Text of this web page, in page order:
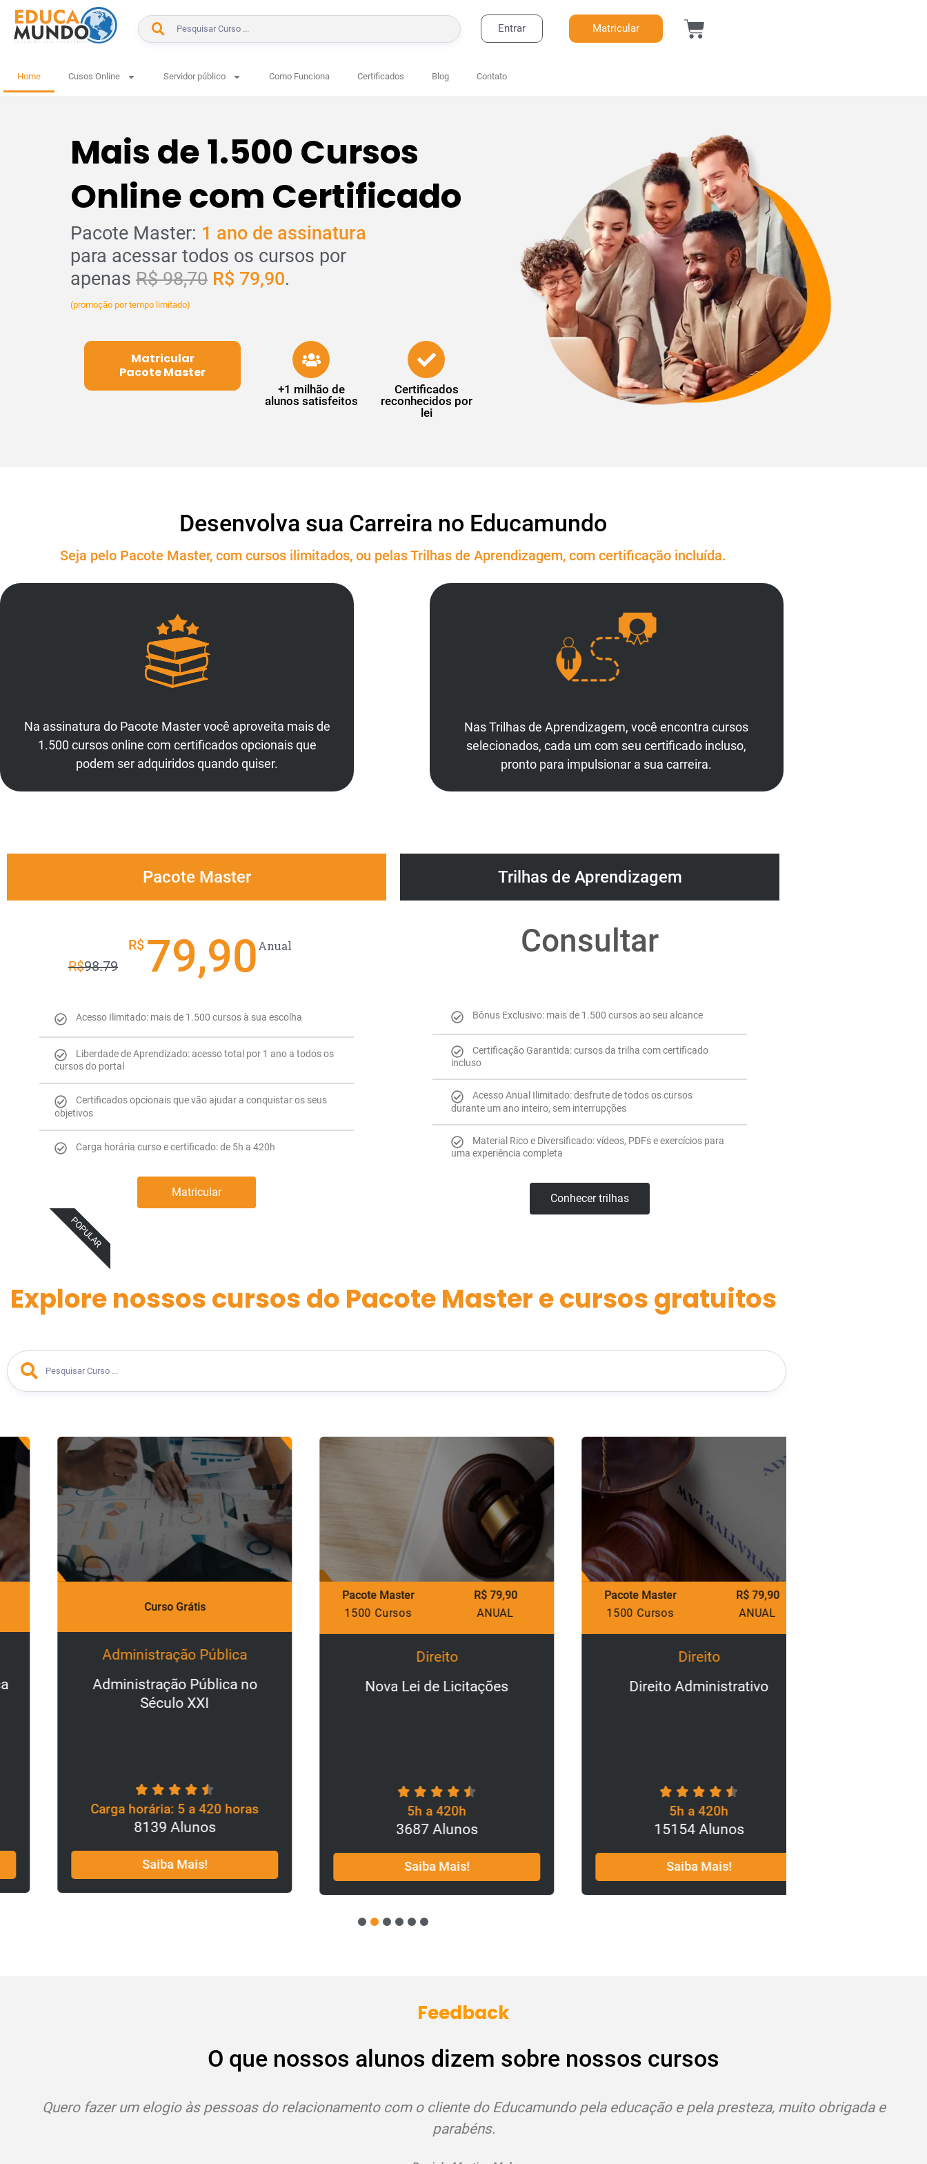
BUSCAR Entrar Matricular
Home Cusos Online Servidor público Como Funciona Certificados Blog Contato
Mais de 1.500 Cursos
Online com Certificado
Pacote Master: 1 ano de assinatura
para acessar todos os cursos por
apenas R$ 98,70 R$ 79,90.
(promoção por tempo limitado)
Matricular
Pacote Master
+1 milhão de
alunos satisfeitos
Certificados
reconhecidos por
lei
Desenvolva sua Carreira no Educamundo
Seja pelo Pacote Master, com cursos ilimitados, ou pelas Trilhas de Aprendizagem, com certificação incluída.
Na assinatura do Pacote Master você aproveita mais de
1.500 cursos online com certificados opcionais que
podem ser adquiridos quando quiser.
Nas Trilhas de Aprendizagem, você encontra cursos
selecionados, cada um com seu certificado incluso,
pronto para impulsionar a sua carreira.
Pacote Master
R$98.79
R$ 79,90Anual
Acesso Ilimitado: mais de 1.500 cursos à sua escolha
Liberdade de Aprendizado: acesso total por 1 ano a todos os
cursos do portal
Certificados opcionais que vão ajudar a conquistar os seus
objetivos
Carga horária curso e certificado: de 5h a 420h
Matricular
POPULAR
Trilhas de Aprendizagem
Consultar
Bônus Exclusivo: mais de 1.500 cursos ao seu alcance
Certificação Garantida: cursos da trilha com certificado
incluso
Acesso Anual Ilimitado: desfrute de todos os cursos
durante um ano inteiro, sem interrupções
Material Rico e Diversificado: vídeos, PDFs e exercícios para
uma experiência completa
Conhecer trilhas
Explore nossos cursos do Pacote Master e cursos gratuitos
Curso Grátis
Administração Pública
Administração Pública no
Século XXI
Carga horária: 5 a 420 horas
8139 Alunos
Saiba Mais!
Pacote Master
1500 Cursos
Nova Lei de Licitações
5h a 420h
3687 Alunos
Saiba Mais!
Pacote Master
1500 Cursos
Direito Administrativo
5h a 420h
15154 Alunos
Saiba Mais!
4 5 6
Feedback
O que nossos alunos dizem sobre nossos cursos
Estou adorando os cursos!